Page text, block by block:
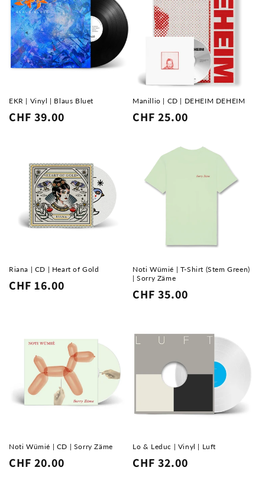
EKR | Vinyl | Blaus Bluet
Normaler
CHF 39.00
Manillio | CD | DEHEIM DEHEIM
Normaler
CHF 25.00
Riana | CD | Heart of Gold
Normaler
CHF 16.00
Noti Wümié | T-Shirt (Stem Green)
| Sorry Zäme
Normaler
CHF 35.00
Noti Wümié | CD | Sorry Zäme
Normaler
CHF 20.00
Lo & Leduc | Vinyl | Luft
Normaler
CHF 32.00